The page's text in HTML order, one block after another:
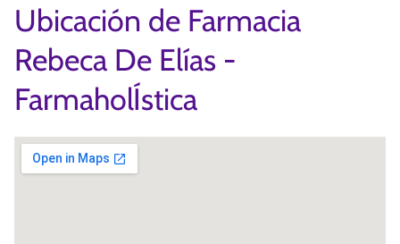
Ubicación de Farmacia
Rebeca De Elías -
FarmaholÍstica